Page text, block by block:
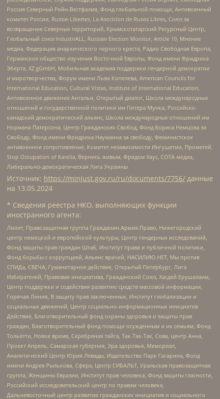
Россия Северный Рейн-Вестфалия, Фонд глобальной помощи, Антивоенный
комитет России, Russie-Libertes, La Asocicion de Rusos Libres, Союз за
возвращение Северных территорий, Крымскотатарский Ресурсный Центр,
Глобальный союз IndustriALL, Russian Election Monitor, Article 19, Мнение
медиа, Федерация анархического черного креста, Радио Свободная Европа,
Германское общество изучения Восточной Европы, Фонд имени Фридриха
Эберта, XZ gGmbH, Мобильная академия поддержки гендерной демократии
и миротворчества, Форум имени Льва Копелева, American Councils for
International Education, Cultural Vistas, Institute of International Education,
Антивоенное движение Антальи, Открытый диалог, Школа международных
отношений и государственной политики им Питера Мунка, Российско-
канадский демократический альянс, Школа международных отношений им
Нормана Патерсона, Центр Гражданских Свобод, Фонд Бориса Немцова за
Свободу, Фонд имени Фридриха Науманна за свободу, Феминистское
антивоенное сопротивление, Комитет независимости Ингушетии, Прометей,
Stop Occupation of Karelia, Вернись живым, Фридом Хаус, СОТА медиа,
Либерально-демократическая Лига Украины
Источник: https://minjust.gov.ru/ru/documents/7756/ данные
на 13.05.2024
* Сведения реестра НКО, выполняющих функции
иностранного агента:
Лилит, Правозащитная группа Гражданин.Армия.Право, Нижегородский
центр немецкой и европейской культуры, Центр гендерных исследований,
Фонд защиты прав граждан Штаб, Институт права и публичной политики,
Фонд борьбы с коррупцией, Альянс врачей, НАСИЛИЮ.НЕТ, Мы против
СПИДа, СВЕЧА, Гуманитарное действие, Открытый Петербург, Лига
Избирателей, Правовая инициатива, Гражданский Союз, Хасдей Ерушалаим,
Центр поддержки и содействия развитию средств массовой информации,
Горячая Линия, В защиту прав заключенных, Институт глобализации и
социальных движений, Центр социально-информационных инициатив
Действие, Благотворительный фонд охраны здоровья и защиты прав
граждан, Благотворительный фонд помощи осужденным и их семьям, Фонд
Тольятти, Новое время, Серебряная тайга, Так-Так-Так, Сова, центр Анна,
Проект Апрель, Самарская губерния, Эра здоровья, Мемориал,
Аналитический Центр Юрия Левады, Издательство Парк Гагарина, Фонд
имени Андрея Рылькова, Сфера, Центр СИБАЛЬТ, Уральская правозащитная
группа, Женщины Евразии, Институт прав человека, Фонд защиты гласности,
Российский исследовательский центр по правам человека,
Дальневосточный центр развития гражданских инициатив и социального